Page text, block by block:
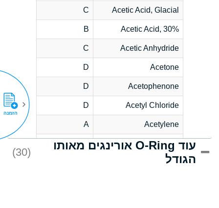
Acetic Acid, Glacial
C
Acetic Acid, 30%
B
Acetic Anhydride
C
Acetone
D
Acetophenone
D
Acetyl Chloride
D
Acetylene
A
Acrlylonitrile
D
Adipic Acid
עוד O-Ring אורינגים מאותו
הגודל
(30)
הזמנה